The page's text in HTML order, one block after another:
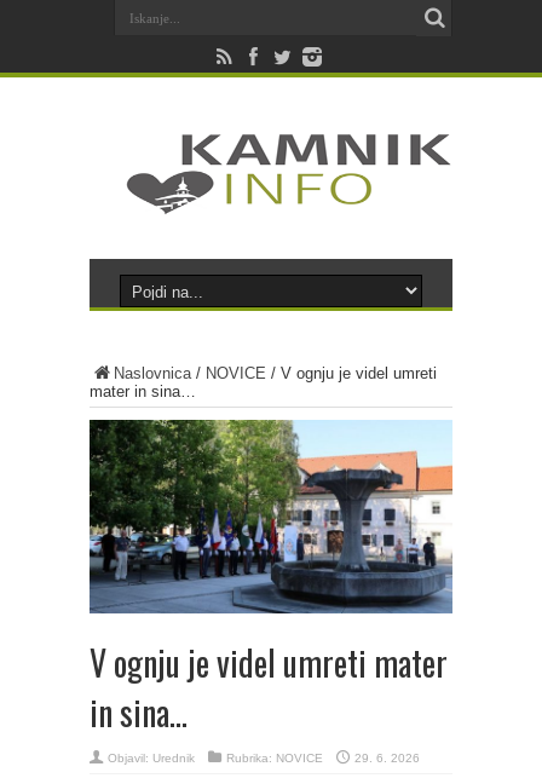
Naslovnica/ NOVICE / V ognju je videl umreti
mater in sina…
V ognju je videl umreti mater
in sina…
Objavil: Urednik Rubrika: NOVICE 29. 6. 2026